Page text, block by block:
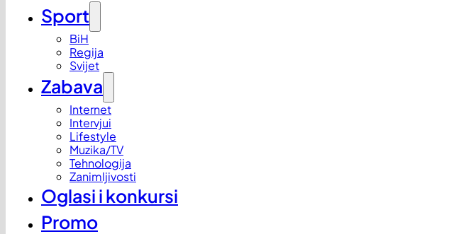
Sport
BiH
Regija
Svijet
Zabava
Internet
Intervjui
Lifestyle
Muzika/TV
Tehnologija
Zanimljivosti
Oglasi i konkursi
Promo